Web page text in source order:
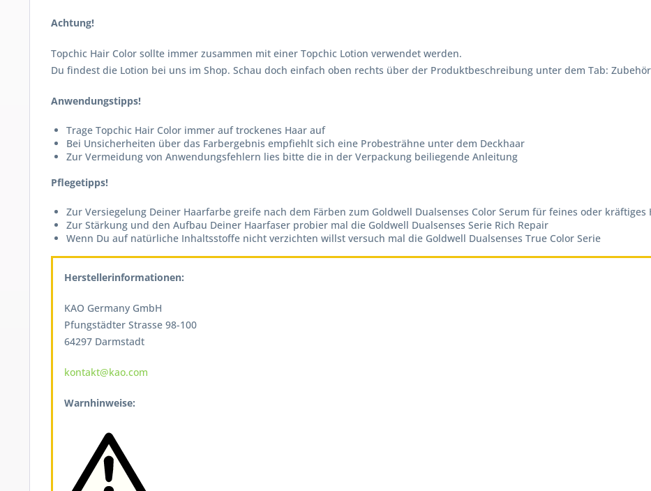
Achtung!
Topchic Hair Color sollte immer zusammen mit einer Topchic Lotion verwendet werden.
Du findest die Lotion bei uns im Shop. Schau doch einfach oben rechts über der Produktbeschreibung unter dem Tab: Zubehör
Anwendungstipps!
Trage Topchic Hair Color immer auf trockenes Haar auf
Bei Unsicherheiten über das Farbergebnis empfiehlt sich eine Probesträhne unter dem Deckhaar
Zur Vermeidung von Anwendungsfehlern lies bitte die in der Verpackung beiliegende Anleitung
Pflegetipps!
Zur Versiegelung Deiner Haarfarbe greife nach dem Färben zum Goldwell Dualsenses Color Serum für feines oder kräftiges
Zur Stärkung und den Aufbau Deiner Haarfaser probier mal die Goldwell Dualsenses Serie Rich Repair
Wenn Du auf natürliche Inhaltsstoffe nicht verzichten willst versuch mal die Goldwell Dualsenses True Color Serie
Herstellerinformationen:
KAO Germany GmbH
Pfungstädter Strasse 98-100
64297 Darmstadt
kontakt@kao.com
Warnhinweise: